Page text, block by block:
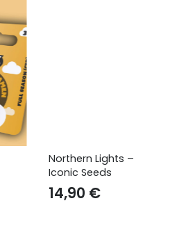
Northern Lights –
Iconic Seeds
14,90 €